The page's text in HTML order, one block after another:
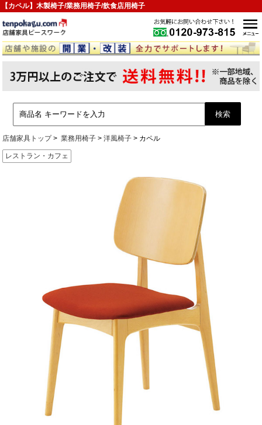
【カペル】木製椅子/業務用椅子/飲食店用椅子
店舗家具トップ 業務用椅子 洋風椅子 カペル
レストラン・カフェ